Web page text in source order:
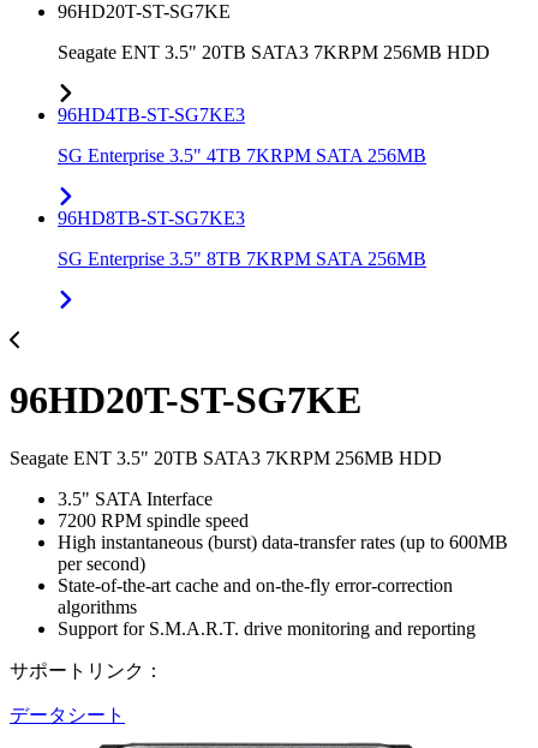
96HD20T-ST-SG7KE
Seagate ENT 3.5" 20TB SATA3 7KRPM 256MB HDD
96HD4TB-ST-SG7KE3
SG Enterprise 3.5" 4TB 7KRPM SATA 256MB
96HD8TB-ST-SG7KE3
SG Enterprise 3.5" 8TB 7KRPM SATA 256MB
96HD20T-ST-SG7KE
Seagate ENT 3.5" 20TB SATA3 7KRPM 256MB HDD
3.5" SATA Interface
7200 RPM spindle speed
High instantaneous (burst) data-transfer rates (up to 600MB
per second)
State-of-the-art cache and on-the-fly error-correction
algorithms
Support for S.M.A.R.T. drive monitoring and reporting
サポートリンク：
データシート